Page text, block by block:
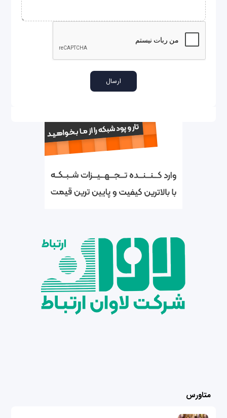
متاورس